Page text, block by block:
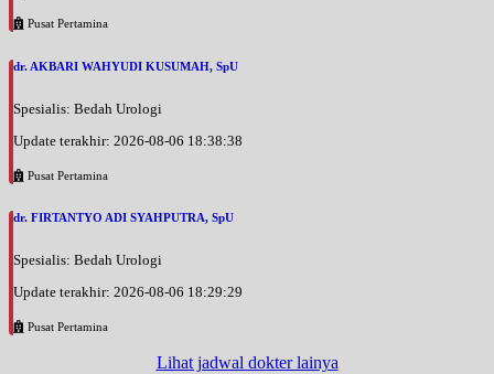
Pusat Pertamina
dr. AKBARI WAHYUDI KUSUMAH, SpU
Spesialis: Bedah Urologi
Update terakhir: 2026-08-06 18:38:38
Pusat Pertamina
dr. FIRTANTYO ADI SYAHPUTRA, SpU
Spesialis: Bedah Urologi
Update terakhir: 2026-08-06 18:29:29
Pusat Pertamina
Lihat jadwal dokter lainya